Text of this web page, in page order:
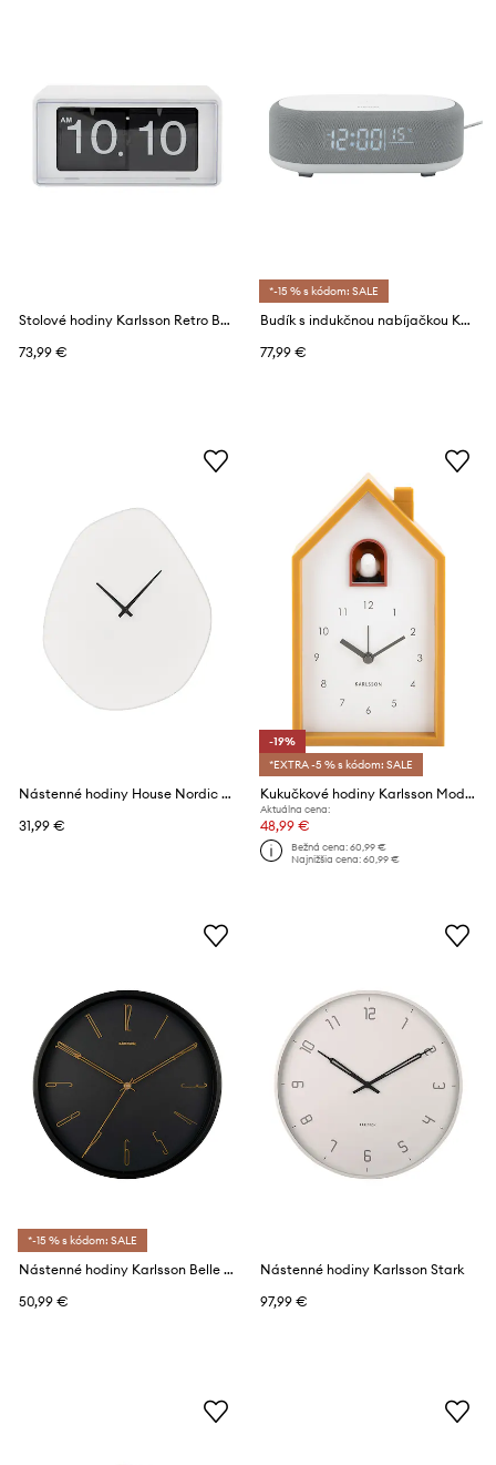
Stolové hodiny Karlsson Retro Boxed Flip
73,99 €
*-15 % s kódom: SALE
Budík s indukčnou nabíjačkou Karlsson Vogue
77,99 €
Nástenné hodiny House Nordic Vienna
31,99 €
-19%
*EXTRA -5 % s kódom: SALE
Kukučkové hodiny Karlsson Modern Cuckoo
Aktuálna cena:
48,99 €
Bežná cena:60,99 €
Najnižšia cena:60,99 €
*-15 % s kódom: SALE
Nástenné hodiny Karlsson Belle Numbers
50,99 €
Nástenné hodiny Karlsson Stark
97,99 €